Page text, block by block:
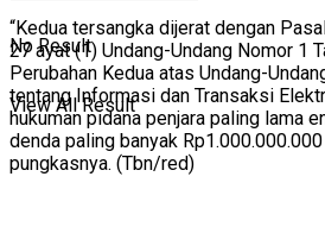
No Result
View All Result
“Kedua tersangka dijerat dengan
27 ayat (1) Undang-Undang Nomor 1
Perubahan Kedua atas Undang-
tentang Informasi dan Transaksi
hukuman pidana penjara paling lama
denda paling banyak
pungkasnya. (Tbn/red)